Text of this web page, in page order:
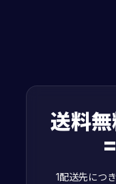
送料
=
1配送先につ